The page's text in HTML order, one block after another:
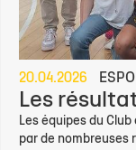
20.04.2026
Les
Les équipes du
par de nombreuses